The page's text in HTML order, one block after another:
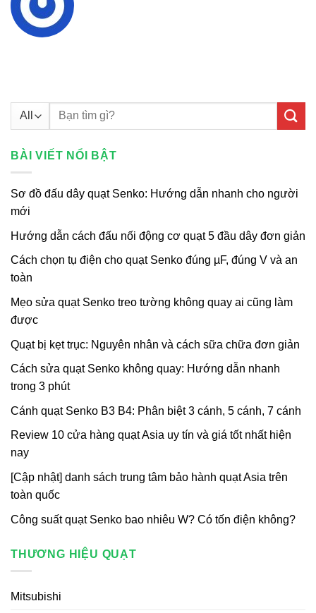
Tìm
BÀI VIẾT NỔI BẬT
Sơ đồ đấu dây quạt Senko: Hướng dẫn nhanh cho người
mới
Hướng dẫn cách đấu nối động cơ quạt 5 đầu dây đơn giản
Cách chọn tụ điện cho quạt Senko đúng µF, đúng V và an
toàn
Mẹo sửa quạt Senko treo tường không quay ai cũng làm
được
Quạt bị kẹt trục: Nguyên nhân và cách sữa chữa đơn giản
Cách sửa quạt Senko không quay: Hướng dẫn nhanh
trong 3 phút
Cánh quạt Senko B3 B4: Phân biệt 3 cánh, 5 cánh, 7 cánh
Review 10 cửa hàng quạt Asia uy tín và giá tốt nhất hiện
nay
[Cập nhật] danh sách trung tâm bảo hành quạt Asia trên
toàn quốc
Công suất quạt Senko bao nhiêu W? Có tốn điện không?
THƯƠNG HIỆU QUẠT
Mitsubishi